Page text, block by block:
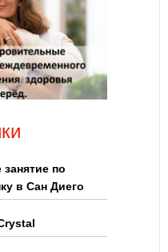
по
в Сан Диего